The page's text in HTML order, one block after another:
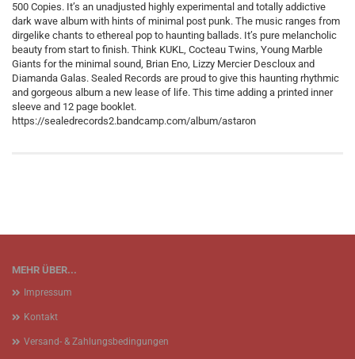
500 Copies. It’s an unadjusted highly experimental and totally addictive
dark wave album with hints of minimal post punk. The music ranges from
dirgelike chants to ethereal pop to haunting ballads. It’s pure melancholic
beauty from start to finish. Think KUKL, Cocteau Twins, Young Marble
Giants for the minimal sound, Brian Eno, Lizzy Mercier Descloux and
Diamanda Galas. Sealed Records are proud to give this haunting rhythmic
and gorgeous album a new lease of life. This time adding a printed inner
sleeve and 12 page booklet.
https://sealedrecords2.bandcamp.com/album/astaron
MEHR ÜBER...
Impressum
Kontakt
Versand- & Zahlungsbedingungen